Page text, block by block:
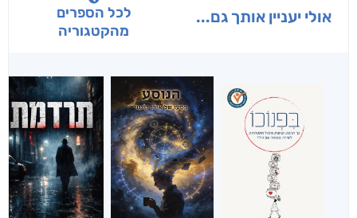
אולי יעניין אותך גם...
לכל הספרים
מהקטגוריה